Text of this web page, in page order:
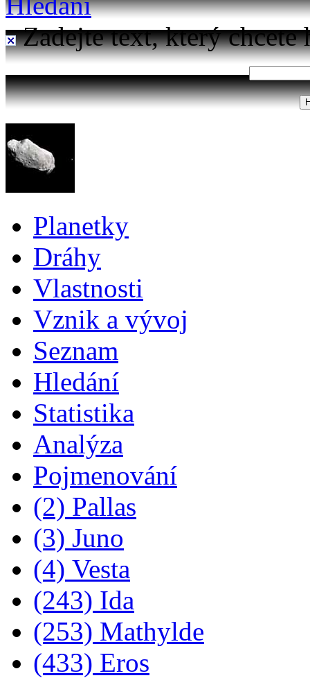
Zadejte text, který chcete
Planetky
Dráhy
Vlastnosti
Vznik a vývoj
Seznam
Hledání
Statistika
Analýza
Pojmenování
(2) Pallas
(3) Juno
(4) Vesta
(243) Ida
(253) Mathylde
(433) Eros